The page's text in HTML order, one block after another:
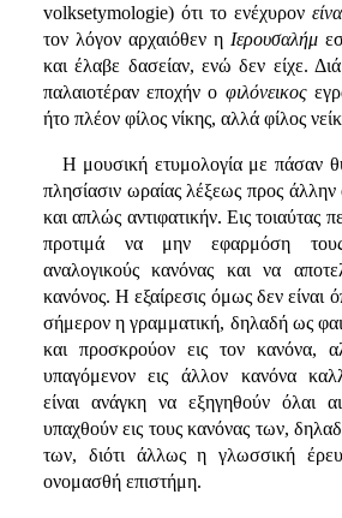
volksetymologie) ότι το ενέχυρον
τον λόγον αρχαιόθεν η Ιερουσαλήμ
και έλαβε δασείαν, ενώ δεν είχε.
παλαιοτέραν εποχήν ο φιλόνεικος
ήτο πλέον φίλος νίκης, αλλά φίλος
Η μουσική ετυμολογία με πάσαν
πλησίασιν ωραίας λέξεως προς
και απλώς αντιφατικήν. Εις τοιαύτας
προτιμά να μην εφαρμόση
αναλογικούς κανόνας και να
κανόνος. Η εξαίρεσις όμως δεν είναι
σήμερον η γραμματική, δηλαδή ως
και προσκρούον εις τον κανόνα,
υπαγόμενον εις άλλον κανόνα
είναι ανάγκη να εξηγηθούν όλαι
υπαχθούν εις τους κανόνας των,
των, διότι άλλως η γλωσσική
ονομασθή επιστήμη.